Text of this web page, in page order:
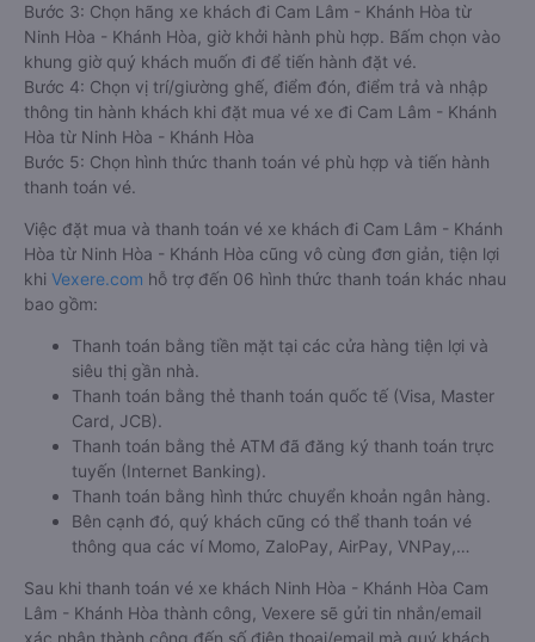
Bước 3: Chọn hãng xe khách đi Cam Lâm - Khánh Hòa từ
Ninh Hòa - Khánh Hòa, giờ khởi hành phù hợp. Bấm chọn vào
khung giờ quý khách muốn đi để tiến hành đặt vé.
Bước 4: Chọn vị trí/giường ghế, điểm đón, điểm trả và nhập
thông tin hành khách khi đặt mua vé xe đi Cam Lâm - Khánh
Hòa từ Ninh Hòa - Khánh Hòa
Bước 5: Chọn hình thức thanh toán vé phù hợp và tiến hành
thanh toán vé.
Việc đặt mua và thanh toán vé xe khách đi Cam Lâm - Khánh
Hòa từ Ninh Hòa - Khánh Hòa cũng vô cùng đơn giản, tiện lợi
khi Vexere.com hỗ trợ đến 06 hình thức thanh toán khác nhau
bao gồm:
Thanh toán bằng tiền mặt tại các cửa hàng tiện lợi và
siêu thị gần nhà.
Thanh toán bằng thẻ thanh toán quốc tế (Visa, Master
Card, JCB).
Thanh toán bằng thẻ ATM đã đăng ký thanh toán trực
tuyến (Internet Banking).
Thanh toán bằng hình thức chuyển khoản ngân hàng.
Bên cạnh đó, quý khách cũng có thể thanh toán vé
thông qua các ví Momo, ZaloPay, AirPay, VNPay,…
Sau khi thanh toán vé xe khách Ninh Hòa - Khánh Hòa Cam
Lâm - Khánh Hòa thành công, Vexere sẽ gửi tin nhắn/email